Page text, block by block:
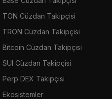
TON Cüzdan Takipçisi
TRON Cüzdan Takipçisi
Bitcoin Cüzdan Takipçisi
SUI Cüzdan Takipçisi
Perp DEX Takipçisi
Ekosistemler